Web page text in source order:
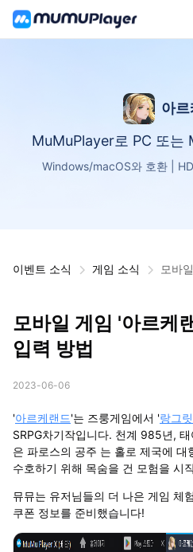
아
MuMuPlayer로 PC 또는
Windows/macOS와 호환 |
이벤트 소식 게임 소식
모바
모바일 게임 '아르케
입력 방법
2023-06-06
'아르케랜드'는 즈룽게임에서 '랑그
SRPG차기작입니다. 천계 985년,
은 파로스의 공주 는 홀로 제국에 대
수호하기 위해 목숨을 건 모험을 시
뮤뮤는 유저님들의 더 나은 게임 체
쿠폰 정보를 준비했습니다!